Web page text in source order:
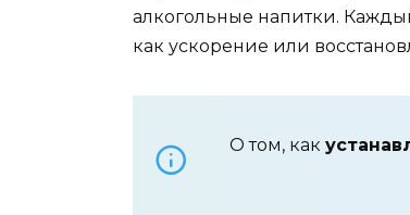
алкогольные напитки.
как ускорение или
О том, как